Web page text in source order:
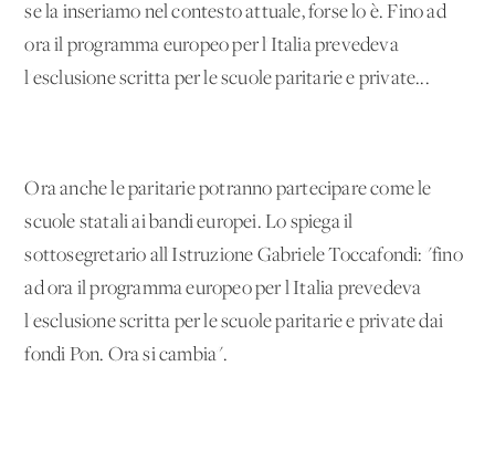
se la inseriamo nel contesto attuale, forse lo è. Fino ad
ora il programma europeo per l'Italia prevedeva
l'esclusione scritta per le scuole paritarie e private...
Ora anche le paritarie potranno partecipare come le
scuole statali ai bandi europei. Lo spiega il
sottosegretario all'Istruzione Gabriele Toccafondi: "fino
ad ora il programma europeo per l'Italia prevedeva
l'esclusione scritta per le scuole paritarie e private dai
fondi Pon. Ora si cambia".